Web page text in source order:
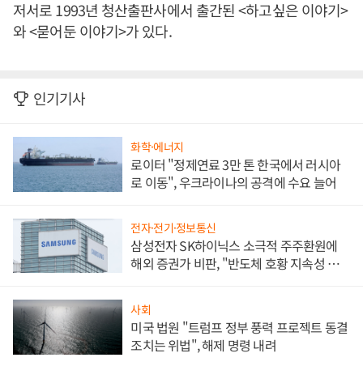
저서로 1993년 청산출판사에서 출간된 <하고싶은 이야기>
와 <묻어둔 이야기>가 있다.
인기기사
화학·에너지
로이터 "정제연료 3만 톤 한국에서 러시아
로 이동", 우크라이나의 공격에 수요 늘어
전자·전기·정보통신
삼성전자 SK하이닉스 소극적 주주환원에
해외 증권가 비판, "반도체 호황 지속성 의
사회
미국 법원 "트럼프 정부 풍력 프로젝트 동결
조치는 위법", 해제 명령 내려